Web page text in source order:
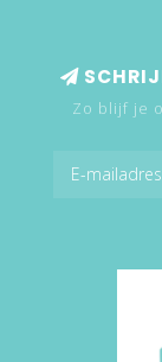
Zo blijf je